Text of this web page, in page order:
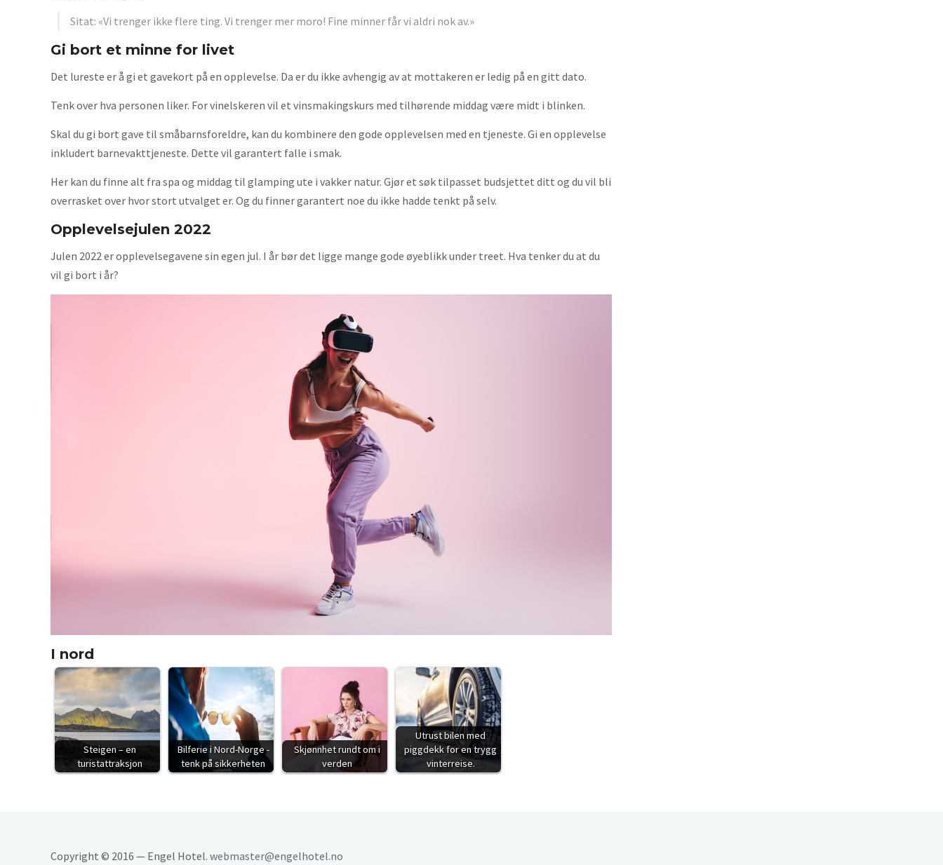
Sitat: «Vi trenger ikke flere ting. Vi trenger mer moro! Fine minner får vi aldri nok av.»
Gi bort et minne for livet
Det lureste er å gi et gavekort på en opplevelse. Da er du ikke avhengig av at mottakeren er ledig på en gitt dato.
Tenk over hva personen liker. For vinelskeren vil et vinsmakingskurs med tilhørende middag være midt i blinken.
Skal du gi bort gave til småbarnsforeldre, kan du kombinere den gode opplevelsen med en tjeneste. Gi en opplevelse
inkludert barnevakttjeneste. Dette vil garantert falle i smak.
Her kan du finne alt fra spa og middag til glamping ute i vakker natur. Gjør et søk tilpasset budsjettet ditt og du vil bli
overrasket over hvor stort utvalget er. Og du finner garantert noe du ikke hadde tenkt på selv.
Opplevelsejulen 2022
Julen 2022 er opplevelsegavene sin egen jul. I år bør det ligge mange gode øyeblikk under treet. Hva tenker du at du
vil gi bort i år?
I nord
Steigen – en
turistattraksjon
Bilferie i Nord-Norge -
tenk på sikkerheten
Skjønnhet rundt om i
verden
Utrust bilen med
piggdekk for en trygg
vinterreise.
Copyright © 2016 — Engel Hotel. webmaster@engelhotel.no